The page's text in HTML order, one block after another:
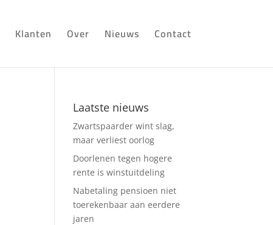
Klanten Over Nieuws Contact
Laatste nieuws
Zwartspaarder wint slag,
maar verliest oorlog
Doorlenen tegen hogere
rente is winstuitdeling
Nabetaling pensioen niet
toerekenbaar aan eerdere
jaren